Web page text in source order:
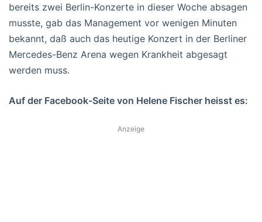
bereits zwei Berlin-Konzerte in dieser Woche absagen
musste, gab das Management vor wenigen Minuten
bekannt, daß auch das heutige Konzert in der Berliner
Mercedes-Benz Arena wegen Krankheit abgesagt
werden muss.
Auf der Facebook-Seite von Helene Fischer heisst es:
Anzeige